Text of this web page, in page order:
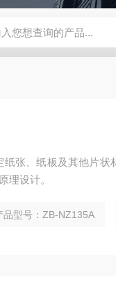
ZB-BK10A全自动平滑
张、纸板及其他片状
理设计。
品型号：ZB-NZ135A